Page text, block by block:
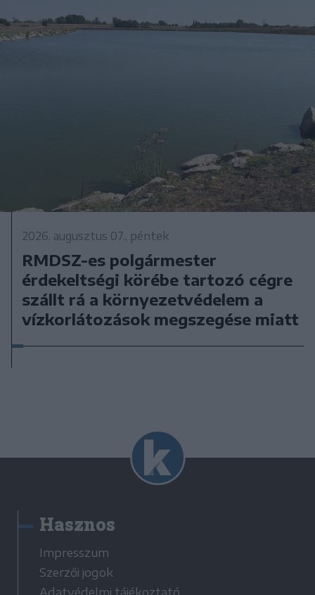
2026. augusztus 07., péntek
RMDSZ-es polgármester
érdekeltségi körébe tartozó cégre
szállt rá a környezetvédelem a
vízkorlátozások megszegése miatt
Hasznos
Impresszum
Szerzői jogok